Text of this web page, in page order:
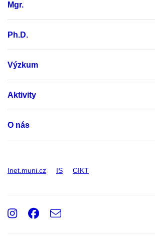
Mgr.
Ph.D.
Výzkum
Aktivity
O nás
Inet.muni.cz IS CIKT
Instagram
Facebook
e-